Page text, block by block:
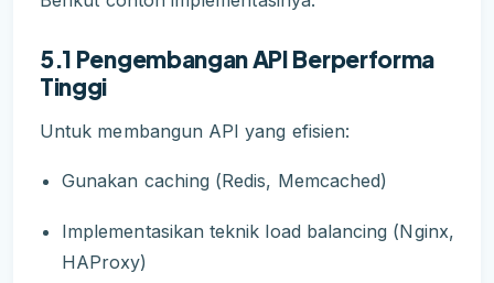
5.1 Pengembangan API Berperforma
Tinggi
Untuk membangun API yang efisien:
Gunakan caching (Redis, Memcached)
Implementasikan teknik load balancing (Nginx,
HAProxy)